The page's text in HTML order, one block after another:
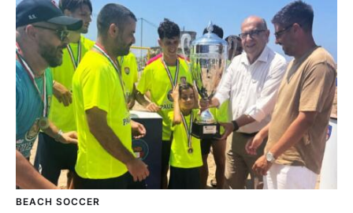
BEACH SOCCER